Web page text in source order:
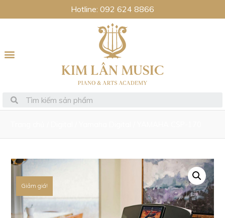
Hotline: 092 624 8866
Giảm giá!